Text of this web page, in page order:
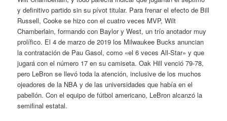
y definitivo partido sin su pívot titular. Para frenar el efecto de Bill
Russell, Cooke se hizo con el cuatro veces MVP, Wilt
Chamberlain, formando con Baylor y West, un trío anotador muy
prolífico. El 4 de marzo de 2019 los Milwaukee Bucks anuncian
la contratación de Pau Gasol, como «el 6 veces All-Star» y que
jugará con el número 17 en su camiseta. Oak Hill venció 79-78,
pero LeBron se llevó toda la atención, inclusive de los muchos
ojeadores de la NBA y de las universidades que había en el
pabellón. Con el equipo de fútbol americano, LeBron alcanzó la
semifinal estatal.